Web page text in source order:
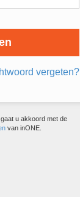
vergeten?
u akkoord met de
van inONE.